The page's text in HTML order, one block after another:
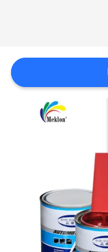
NOUVELLES
DEMANDE
SOUMISSION
PLAN